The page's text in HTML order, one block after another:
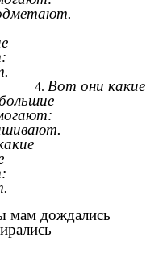
Вот они какие
мам дождались